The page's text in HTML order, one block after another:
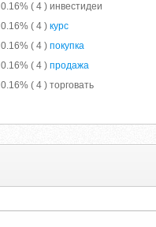
0.16% ( 4 ) инвестидеи
0.16% ( 4 ) курс
0.16% ( 4 ) покупка
0.16% ( 4 ) продажа
0.16% ( 4 ) торговать